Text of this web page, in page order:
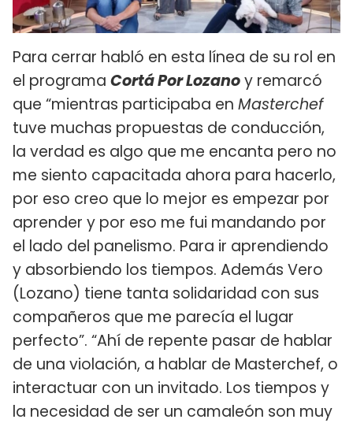
Para cerrar habló en esta línea de su rol en
el programa Cortá Por Lozanoy remarcó
que “mientras participaba en Masterchef
tuve muchas propuestas de conducción,
la verdad es algo que me encanta pero no
me siento capacitada ahora para hacerlo,
por eso creo que lo mejor es empezar por
aprender y por eso me fui mandando por
el lado del panelismo. Para ir aprendiendo
y absorbiendo los tiempos. Además Vero
(Lozano) tiene tanta solidaridad con sus
compañeros que me parecía el lugar
perfecto”. “Ahí de repente pasar de hablar
de una violación, a hablar de Masterchef, o
interactuar con un invitado. Los tiempos y
la necesidad de ser un camaleón son muy